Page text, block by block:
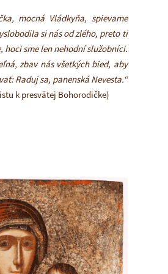
mocná Vládkyňa, spievame
si nás od zlého, preto ti
hoci sme len nehodní služobníci.
zbav nás všetkých bied, aby
Raduj sa, panenská Nevesta.“
k presvätej Bohorodičke)